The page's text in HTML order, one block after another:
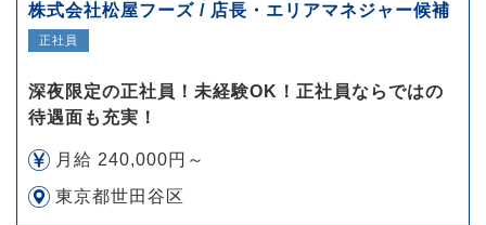
株式会社松屋フーズ / 店長・エリアマネジャー候補
正社員
深夜限定の正社員！未経験OK！正社員ならではの
待遇面も充実！
月給 240,000円～
東京都世田谷区